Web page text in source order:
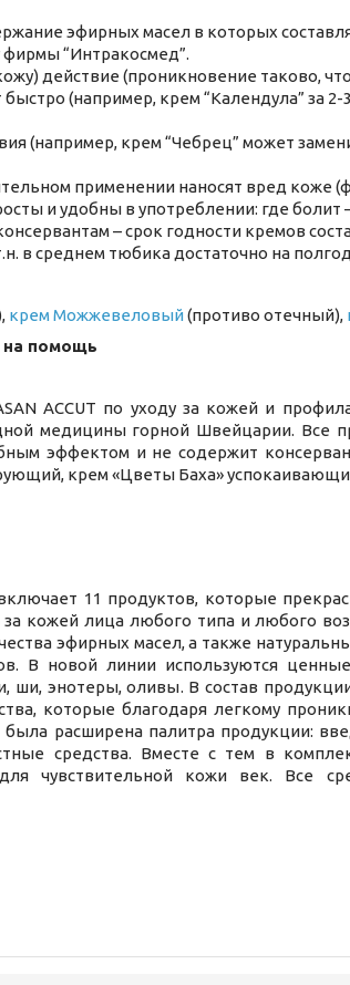
эфирных масел в которых
фирмы “Интракосмед”.
действие (проникновение таково,
(например, крем “Календула” за 2-
(например, крем “Чебрец” может
применении наносят вред коже
и удобны в употреблении: где болит
– срок годности кремов
в среднем тюбика достаточно на
крем Можжевеловый(противо отечный),
на помощь
ACCUT по уходу за кожей и
медицины горной Швейцарии. Все
эффектом и не содержит
крем «Цветы Баха»
11 продуктов, которые
кожей лица любого типа и любого
эфирных масел, а также
В новой линии используются
ши, энотеры, оливы. В состав
которые благодаря легкому
расширена палитра продукции:
средства. Вместе с тем в
чувствительной кожи век. Все